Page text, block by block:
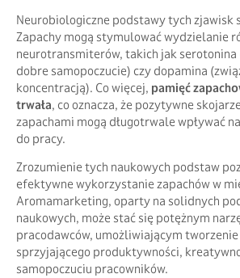
Neurobiologiczne podstawy tych zjawisk
Zapachy mogą stymulować wydzielanie
neurotransmiterów, takich jak
dobre samopoczucie) czy dopamina
koncentracją). Co więcej, pamięć
trwała, co oznacza, że pozytywne
zapachami mogą długotrwale wpływać
do pracy.
Zrozumienie tych naukowych podstaw
efektywne wykorzystanie zapachów w
Aromamarketing, oparty na solidnych
naukowych, może stać się potężnym
pracodawców, umożliwiającym
sprzyjającego produktywności,
samopoczuciu pracowników.